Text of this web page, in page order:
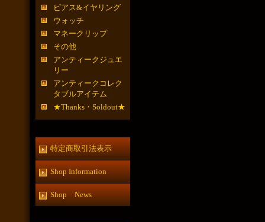
ピアス&イヤリング
ウォッチ
マネークリップ
その他
アンティークジュエ
リー
アンティークコレク
タブルアイテム
★Thanks・Soldout★
特定商取引法表示
Shop Information
Shop News